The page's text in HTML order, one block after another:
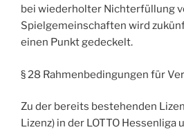
bei wiederholter Nichterfüllung
Spielgemeinschaften wird
einen Punkt gedeckelt.
§ 28 Rahmenbedingungen für
Zu der bereits bestehenden
Lizenz) in der LOTTO Hessenliga